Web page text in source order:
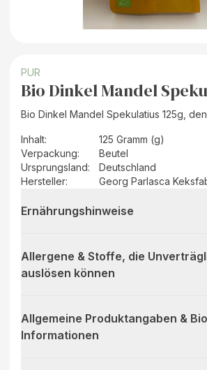
PUR
Bio Dinkel Mandel
Bio Dinkel Mandel Spekulatius 125g,
Inhalt:
125 Gramm (g)
Verpackung:
Beutel
Ursprungsland:
Deutschland
Hersteller: Georg Parlasca
Ernährungshinweise
Allergene & Stoffe, die
auslösen können
Allgemeine Produktangaben &
Informationen